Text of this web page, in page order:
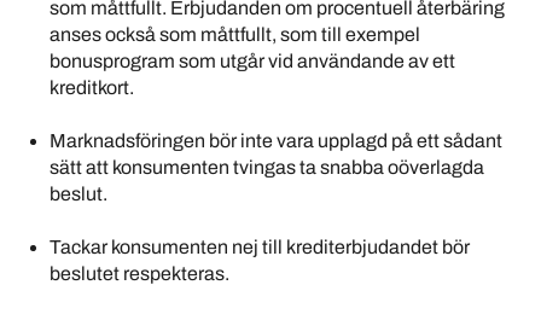
som måttfullt. Erbjudanden om procentuell återbäring
anses också som måttfullt, som till exempel
bonusprogram som utgår vid användande av ett
kreditkort.
Marknadsföringen bör inte vara upplagd på ett sådant
sätt att konsumenten tvingas ta snabba oöverlagda
beslut.
Tackar konsumenten nej till krediterbjudandet bör
beslutet respekteras.